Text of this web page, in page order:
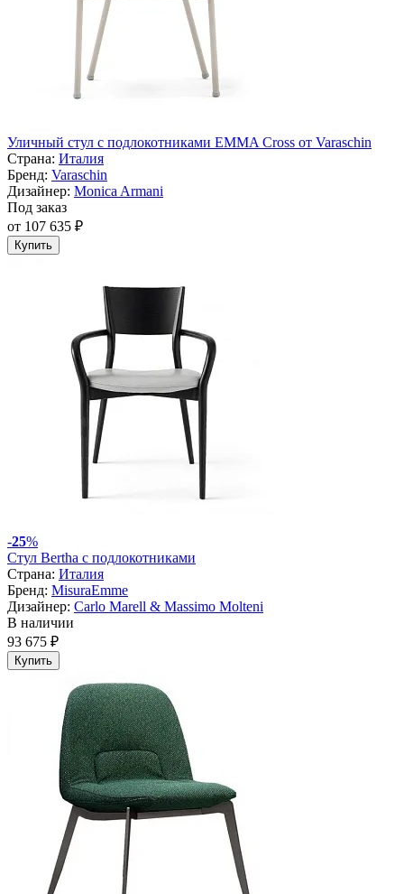
Уличный стул с подлокотниками EMMA Cross от Varaschin
Страна: Италия
Бренд: Varaschin
Дизайнер: Monica Armani
Под заказ
от 107 635 ₽
Купить
-25%
Стул Bertha с подлокотниками
Страна: Италия
Бренд: MisuraEmme
Дизайнер: Carlo Marell & Massimo Molteni
В наличии
93 675 ₽
Купить